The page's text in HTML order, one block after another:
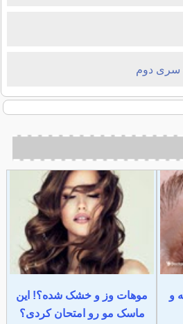
سری دوم
و
موهات وز و خشک شده؟! این
ماسک مو رو امتحان کردی؟